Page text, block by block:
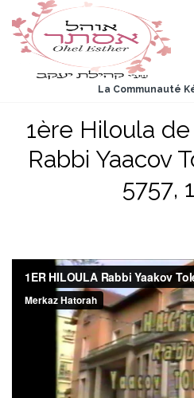
La Communauté
1ère Hiloula
5757,